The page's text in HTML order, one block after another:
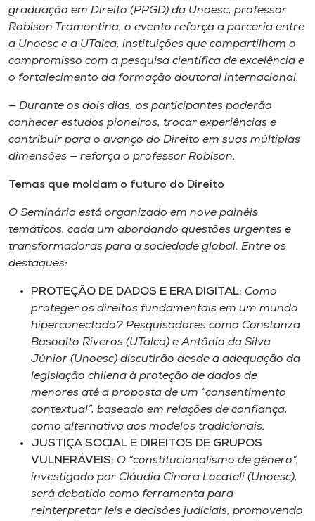
graduação em Direito (PPGD) da Unoesc, professor
Robison Tramontina, o evento reforça a parceria entre
a Unoesc e a UTalca, instituições que compartilham o
compromisso com a pesquisa científica de excelência e
o fortalecimento da formação doutoral internacional.
— Durante os dois dias, os participantes poderão
conhecer estudos pioneiros, trocar experiências e
contribuir para o avanço do Direito em suas múltiplas
dimensões — reforça o professor Robison.
Temas que moldam o futuro do Direito
O Seminário está organizado em nove painéis
temáticos, cada um abordando questões urgentes e
transformadoras para a sociedade global. Entre os
destaques:
PROTEÇÃO DE DADOS E ERA DIGITAL: Como
proteger os direitos fundamentais em um mundo
hiperconectado? Pesquisadores como Constanza
Basoalto Riveros (UTalca) e Antônio da Silva
Júnior (Unoesc) discutirão desde a adequação da
legislação chilena à proteção de dados de
menores até a proposta de um “consentimento
contextual”, baseado em relações de confiança,
como alternativa aos modelos tradicionais.
JUSTIÇA SOCIAL E DIREITOS DE GRUPOS
VULNERÁVEIS: O “constitucionalismo de gênero”,
investigado por Cláudia Cinara Locateli (Unoesc),
será debatido como ferramenta para
reinterpretar leis e decisões judiciais, promovendo